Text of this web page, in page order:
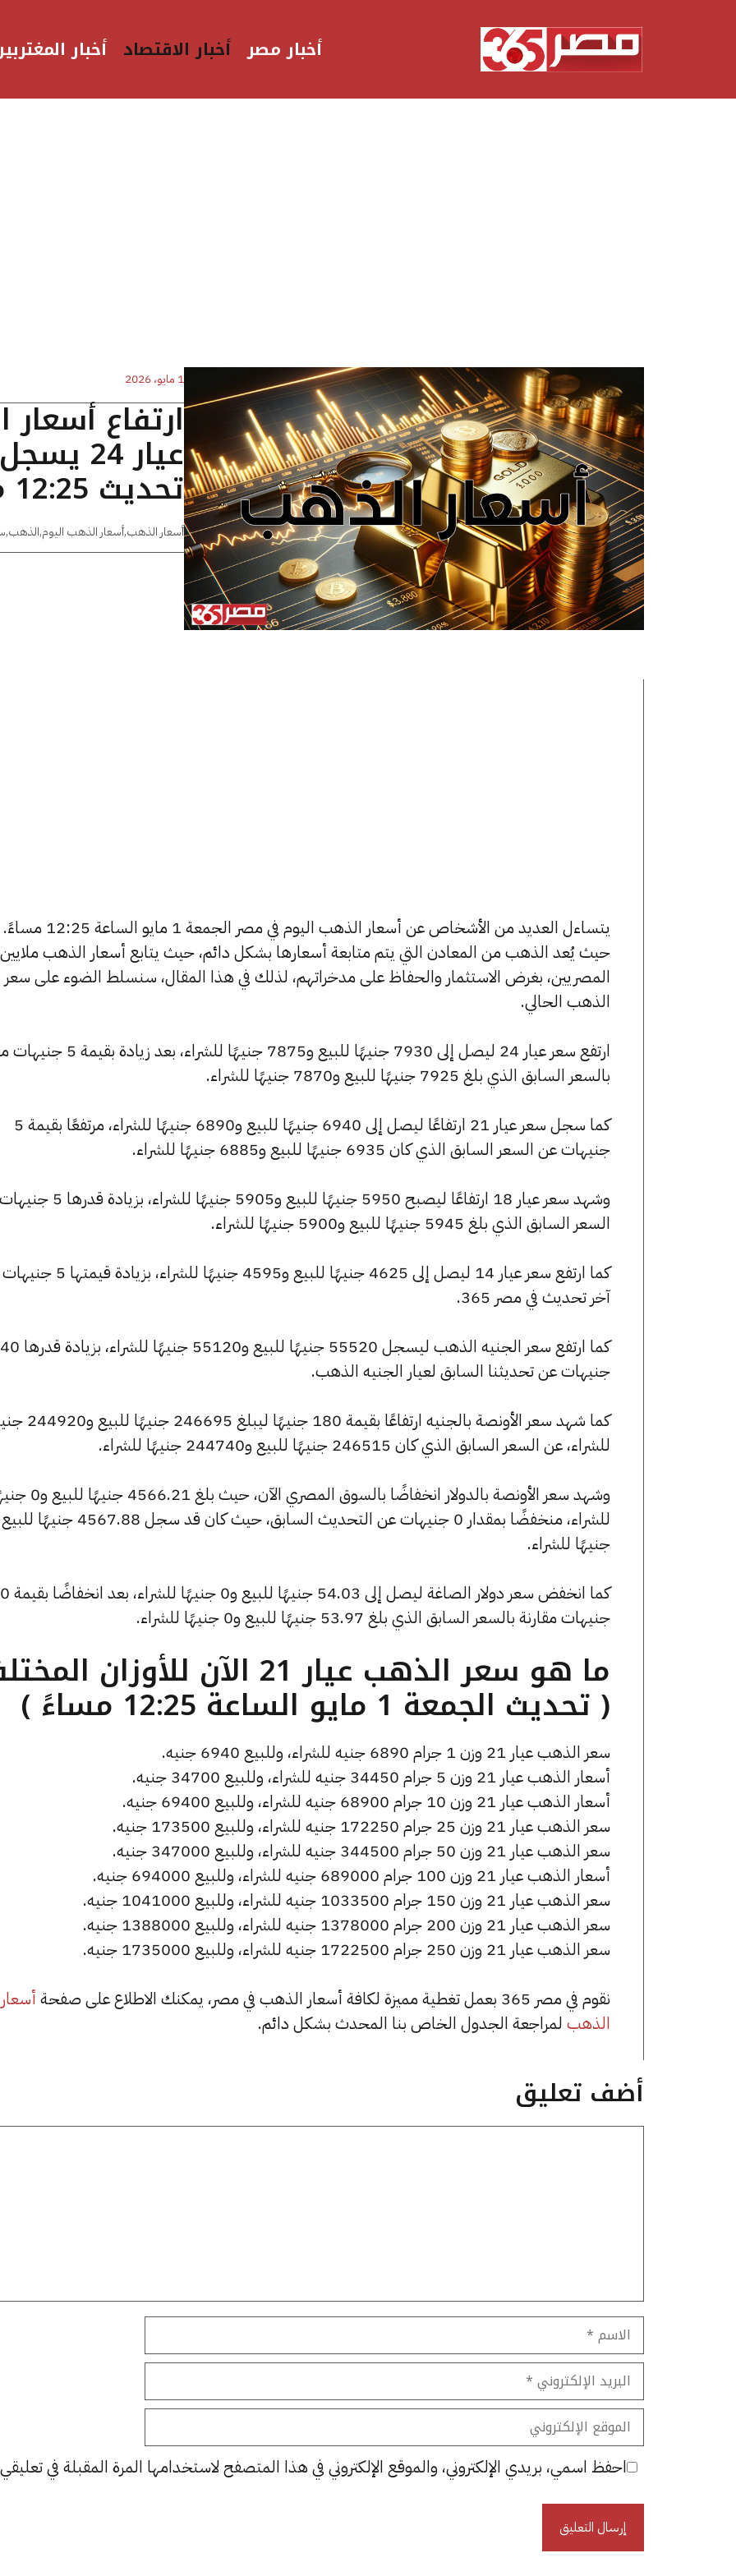
أخبار مصر أخبار الاقتصاد أخبار
1 مايو، 2026
ارتفاع
تحديث 12:25 مساءًا
أسعار الذهب,أسعار الذهب اليوم,الذهب,
يتساءل العديد من الأشخاص عن أسعار الذهب اليوم في مصر الجمعة 1 مايو الساعة 12:25 مساءً.
حيث يُعد الذهب من المعادن التي يتم متابعة أسعارها بشكل دائم، حيث يتابع أسعار الذهب ملايين
المصريين، بغرض الاستثمار والحفاظ على مدخراتهم، لذلك في هذا المقال، سنسلط الضوء على سعر
الذهب الحالي.
ارتفع سعر عيار 24 ليصل إلى 7930 جنيهًا للبيع و7875 جنيهًا
بالسعر السابق الذي بلغ 7925 جنيهًا للبيع و7870 جنيهًا للشراء.
كما سجل سعر عيار 21 ارتفاعًا ليصل إلى 6940 جنيهًا للبيع و6890 جنيهًا للشراء، مرتفعًا بقيمة 5
جنيهات عن السعر السابق الذي كان 6935 جنيهًا للبيع و6885 جنيهًا للشراء.
وشهد سعر عيار 18 ارتفاعًا ليصبح 5950 جنيهًا للبيع و5905
السعر السابق الذي بلغ 5945 جنيهًا للبيع و5900 جنيهًا للشراء.
كما ارتفع سعر عيار 14 ليصل إلى 4625 جنيهًا للبيع و4595 جنيهًا
آخر تحديث في مصر 365.
كما ارتفع سعر الجنيه الذهب ليسجل 55520 جنيهًا للبيع و55120 جنيهًا للشراء، بزيادة قدرها 40
جنيهات عن تحديثنا السابق لعيار الجنيه الذهب.
كما شهد سعر الأونصة بالجنيه ارتفاعًا بقيمة 180
للشراء، عن السعر السابق الذي كان 246515 جنيهًا للبيع و244740 جنيهًا للشراء.
وشهد سعر الأونصة بالدولار انخفاضًا بالسوق المصري الآن،
جنيهًا للشراء.
كما انخفض سعر دولار الصاغة ليصل إلى 54.03 جنيهًا للبيع و0 جنيهًا للشراء، بعد انخفاضًا بقيمة 0
جنيهات مقارنة بالسعر السابق الذي بلغ 53.97 جنيهًا للبيع و0 جنيهًا للشراء.
ما هو سعر الذهب عيار 21 الآن للأوزان
( تحديث الجمعة 1 مايو الساعة 12:25 مساءً )
سعر الذهب عيار 21 وزن 1 جرام 6890 جنيه للشراء، وللبيع 6940 جنيه.
أسعار الذهب عيار 21 وزن 5 جرام 34450 جنيه للشراء، وللبيع 34700 جنيه.
أسعار الذهب عيار 21 وزن 10 جرام 68900 جنيه للشراء، وللبيع 69400 جنيه.
سعر الذهب عيار 21 وزن 25 جرام 172250 جنيه للشراء، وللبيع 173500 جنيه.
سعر الذهب عيار 21 وزن 50 جرام 344500 جنيه للشراء، وللبيع 347000 جنيه.
أسعار الذهب عيار 21 وزن 100 جرام 689000 جنيه للشراء، وللبيع 694000 جنيه.
سعر الذهب عيار 21 وزن 150 جرام 1033500 جنيه للشراء، وللبيع 1041000 جنيه.
سعر الذهب عيار 21 وزن 200 جرام 1378000 جنيه للشراء، وللبيع 1388000 جنيه.
سعر الذهب عيار 21 وزن 250 جرام 1722500 جنيه للشراء، وللبيع 1735000 جنيه.
نقوم في مصر 365 بعمل تغطية مميزة لكافة أسعار الذهب في مصر، يمكنك الاطلاع على صفحة
أسعار
الذهب لمراجعة الجدول الخاص بنا المحدث بشكل دائم.
أضف تعليق
الاسم
البريد
الإلكتروني
الموقع
الإلكتروني
احفظ اسمي، بريدي الإلكتروني، والموقع الإلكتروني في هذا المتصفح لاستخدامها المرة المقبلة في